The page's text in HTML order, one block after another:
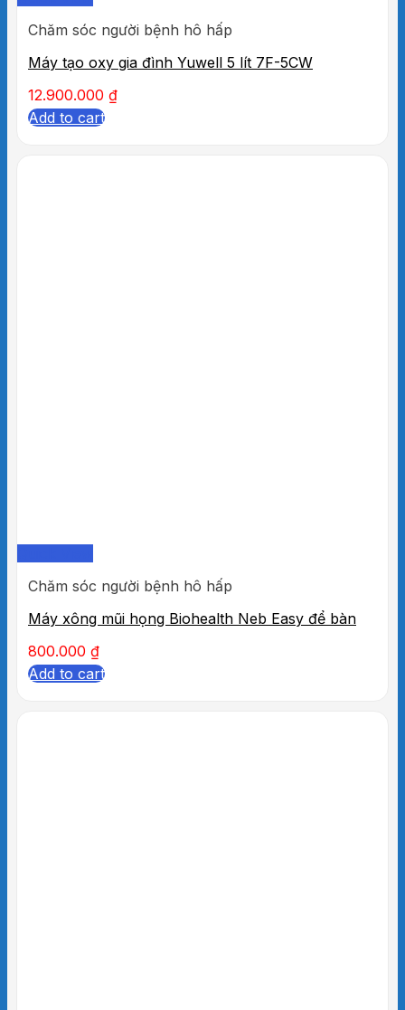
Chăm sóc người bệnh hô hấp
Máy tạo oxy gia đình Yuwell 5 lít 7F-5CW
12.900.000 ₫
Add to cart
Chăm sóc người bệnh hô hấp
Máy xông mũi họng Biohealth Neb Easy để bàn
800.000 ₫
Add to cart